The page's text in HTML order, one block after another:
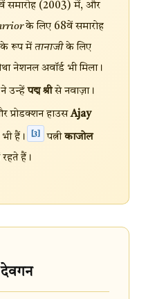
समारोह (2003) में, और
के लिए 68वें समारोह
के रूप में तानाजीके लिए
नेशनल अवॉर्ड भी मिला।
ने उन्हेंपद्म श्रीसे नवाज़ा।
प्रोडक्शन हाउसAjay
हैं। [3] पत्नी काजोल
हैं।